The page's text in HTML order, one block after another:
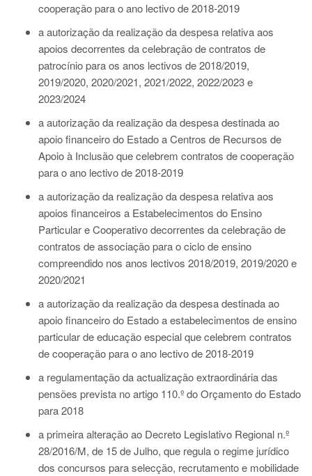
cooperação para o ano lectivo de 2018-2019
a autorização da realização da despesa relativa aos
apoios decorrentes da celebração de contratos de
patrocínio para os anos lectivos de 2018/2019,
2019/2020, 2020/2021, 2021/2022, 2022/2023 e
2023/2024
a autorização da realização da despesa destinada ao
apoio financeiro do Estado a Centros de Recursos de
Apoio à Inclusão que celebrem contratos de cooperação
para o ano lectivo de 2018-2019
a autorização da realização da despesa relativa aos
apoios financeiros a Estabelecimentos do Ensino
Particular e Cooperativo decorrentes da celebração de
contratos de associação para o ciclo de ensino
compreendido nos anos lectivos 2018/2019, 2019/2020 e
2020/2021
a autorização da realização da despesa destinada ao
apoio financeiro do Estado a estabelecimentos de ensino
particular de educação especial que celebrem contratos
de cooperação para o ano lectivo de 2018-2019
a regulamentação da actualização extraordinária das
pensões prevista no artigo 110.º do Orçamento do Estado
para 2018
a primeira alteração ao Decreto Legislativo Regional n.º
28/2016/M, de 15 de Julho, que regula o regime jurídico
dos concursos para selecção, recrutamento e mobilidade